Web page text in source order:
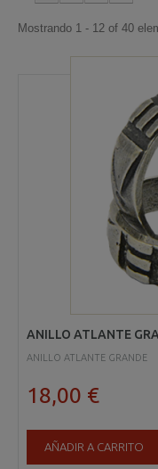
Mostrando 1 - 12 of 40
ANILLO ATLANTE
ANILLO ATLANTE GRANDE
18,00 €
AÑADIR A CARRITO